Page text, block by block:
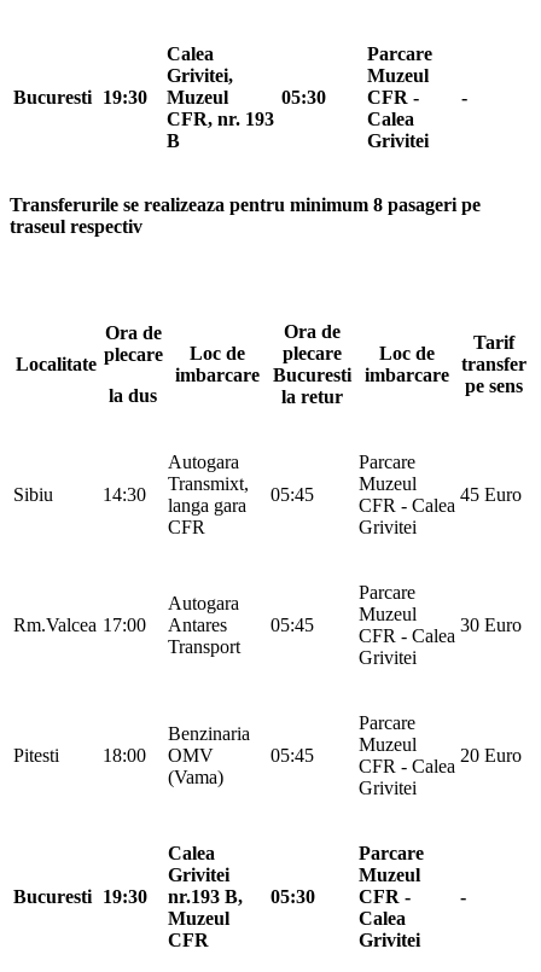
Bucuresti 19:30
Calea
Grivitei,
Muzeul
CFR, nr. 193
B
05:30
Parcare
Muzeul
CFR -
Calea
Grivitei
-
Transferurile se realizeaza pentru minimum 8 pasageri pe
traseul respectiv
Localitate
Ora de
plecare
la dus
Loc de
imbarcare
Ora de
plecare
Bucuresti
la retur
Loc de
imbarcare
Tarif
transfer
pe sens
Sibiu 14:30
Autogara
Transmixt,
langa gara
CFR
05:45
Parcare
Muzeul
CFR - Calea
Grivitei
45 Euro
Rm.Valcea 17:00
Autogara
Antares
Transport
05:45
Parcare
Muzeul
CFR - Calea
Grivitei
30 Euro
Pitesti 18:00
Benzinaria
OMV
(Vama)
05:45
Parcare
Muzeul
CFR - Calea
Grivitei
20 Euro
Bucuresti 19:30
Calea
Grivitei
nr.193 B,
Muzeul
CFR
05:30
Parcare
Muzeul
CFR -
Calea
Grivitei
-